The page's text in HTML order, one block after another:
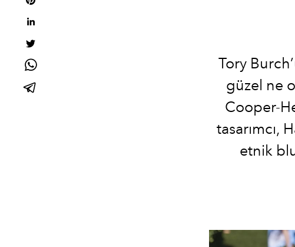
Tory
güzel ne
Cooper-
tasarımcı,
etnik